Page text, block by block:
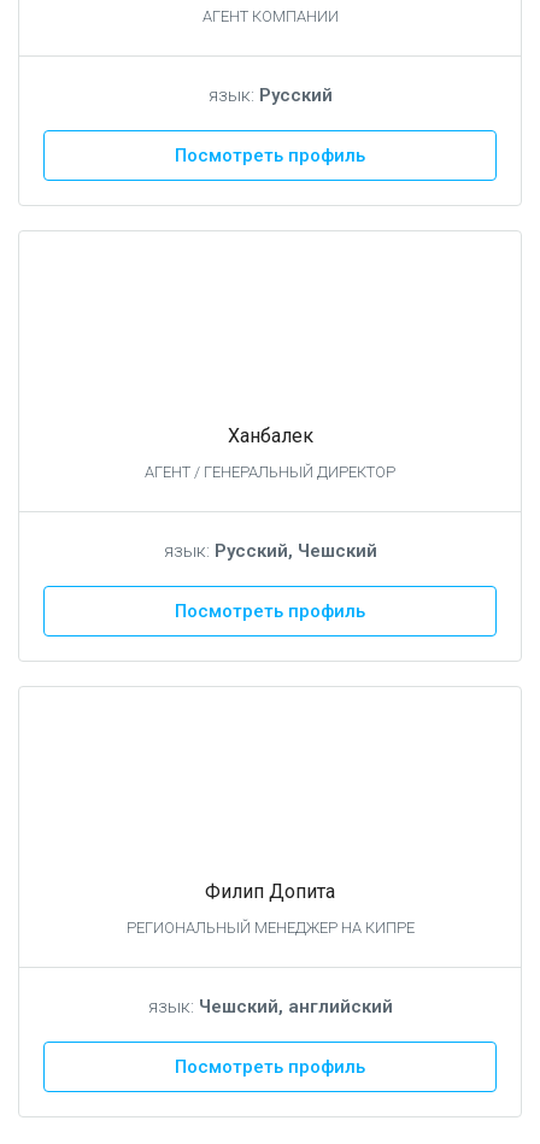
АГЕНТ КОМПАНИИ
язык: Русский
Посмотреть профиль
Ханбалек
АГЕНТ / ГЕНЕРАЛЬНЫЙ ДИРЕКТОР
язык: Русский, Чешский
Посмотреть профиль
Филип Допита
РЕГИОНАЛЬНЫЙ МЕНЕДЖЕР НА КИПРЕ
язык: Чешский, английский
Посмотреть профиль